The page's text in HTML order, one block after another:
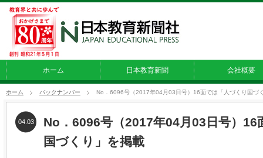
ホーム 日本教育新聞 会社概要
ホーム バックナンバー No．6096号（2017年04月03日号）16面では「人づくり国づ
No．6096号（2017年04月03日号）16
国づくり」を掲載
04.03